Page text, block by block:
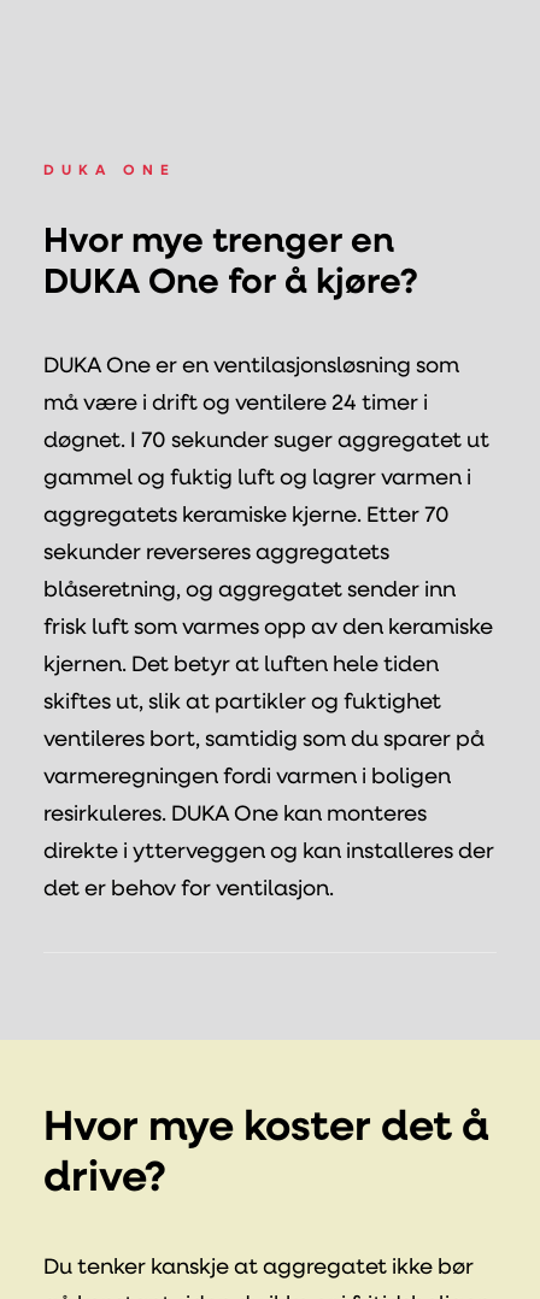
DUKA ONE
Hvor mye trenger en
DUKA One for å kjøre?
DUKA One er en ventilasjonsløsning som
må være i drift og ventilere 24 timer i
døgnet. I 70 sekunder suger aggregatet ut
gammel og fuktig luft og lagrer varmen i
aggregatets keramiske kjerne. Etter 70
sekunder reverseres aggregatets
blåseretning, og aggregatet sender inn
frisk luft som varmes opp av den keramiske
kjernen. Det betyr at luften hele tiden
skiftes ut, slik at partikler og fuktighet
ventileres bort, samtidig som du sparer på
varmeregningen fordi varmen i boligen
resirkuleres. DUKA One kan monteres
direkte i ytterveggen og kan installeres der
det er behov for ventilasjon.
Hvor mye koster det å
drive?
Du tenker kanskje at aggregatet ikke bør